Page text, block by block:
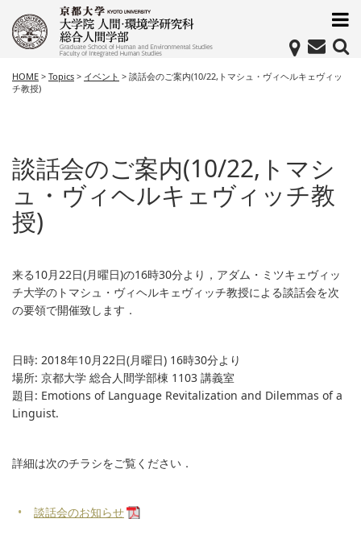
HOME > Topics > イベント > 談話会のご案内(10/22,トマシュ・ヴィヘルキェヴィッ
チ教授)
談話会のご案内(10/22,トマシ
ュ・ヴィヘルキェヴィッチ教
授)
来る10月22日(月曜日)の16時30分より，アダム・ミツキェヴィッ
チ大学のトマシュ・ヴィヘルキェヴィッチ教授による談話会を次
の要領で開催致します．
日時: 2018年10月22日(月曜日) 16時30分より
場所: 京都大学 総合人間学部棟 1103 講義室
題目: Emotions of Language Revitalization and Dilemmas of a
Linguist.
詳細は次のチラシをご覧ください．
談話会のお知らせ